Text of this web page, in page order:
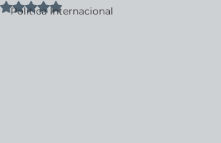
Política Internacional
Obtuvo NaN de 5 estrellas.